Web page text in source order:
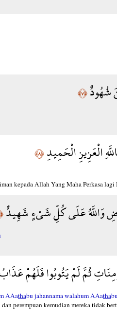
شُهُودٌ﴿٧﴾
الْعَزِيزِ الْحَمِيدِ﴿٨﴾
kepada Allah Yang Maha Perkasa
وَاللَّهُ عَلَى كُلِّ شَيْءٍ شَهِيدٌ﴿٩﴾
ثُمَّ لَمْ يَتُوبُوا فَلَهُمْ
AAathabu jahannama walahum AAatha
perempuan kemudian mereka tidak